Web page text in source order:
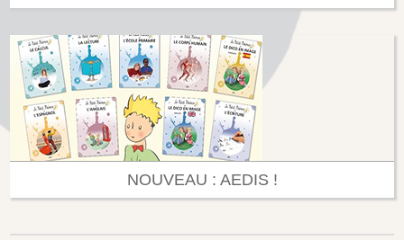
NOUVEAU : AEDIS !